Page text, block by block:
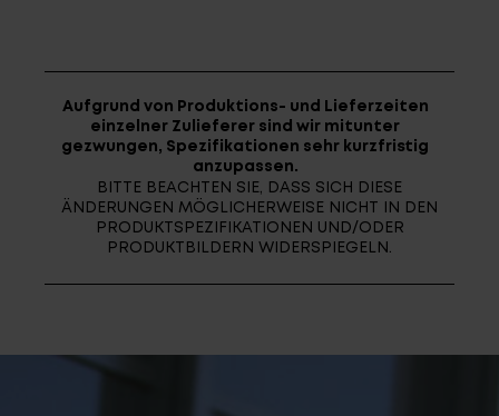
Aufgrund von Produktions- und Lieferzeiten
einzelner Zulieferer sind wir mitunter
gezwungen, Spezifikationen sehr kurzfristig
anzupassen.
BITTE BEACHTEN SIE, DASS SICH DIESE
ÄNDERUNGEN MÖGLICHERWEISE NICHT IN DEN
PRODUKTSPEZIFIKATIONEN UND/ODER
PRODUKTBILDERN WIDERSPIEGELN.